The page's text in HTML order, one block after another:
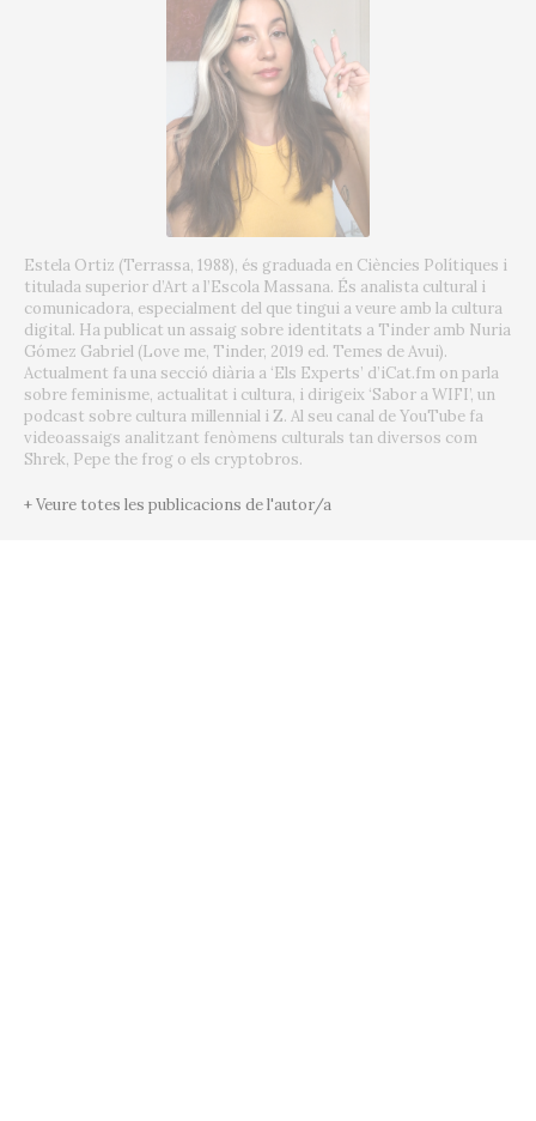
Estela Ortiz (Terrassa, 1988), és graduada en Ciències Polítiques i
titulada superior d’Art a l’Escola Massana. És analista cultural i
comunicadora, especialment del que tingui a veure amb la cultura
digital. Ha publicat un assaig sobre identitats a Tinder amb Nuria
Gómez Gabriel (Love me, Tinder, 2019 ed. Temes de Avui).
Actualment fa una secció diària a ‘Els Experts’ d’iCat.fm on parla
sobre feminisme, actualitat i cultura, i dirigeix ‘Sabor a WIFI’, un
podcast sobre cultura millennial i Z. Al seu canal de YouTube fa
videoassaigs analitzant fenòmens culturals tan diversos com
Shrek, Pepe the frog o els cryptobros.
+ Veure totes les publicacions de l'autor/a